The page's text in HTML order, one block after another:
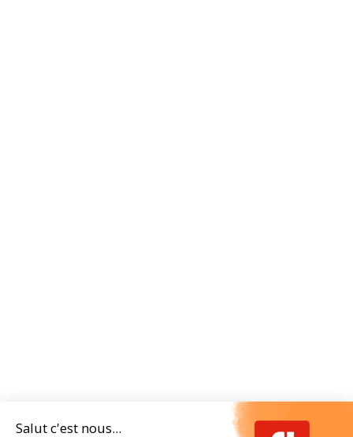
Salut c'est nous...